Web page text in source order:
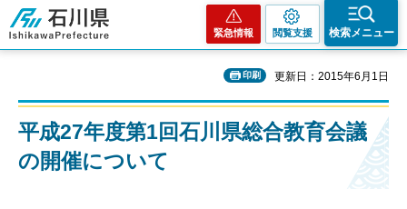
石川県
緊急情報 閲覧支援 検索メニュー
印刷 更新日：2015年6月1日
平成27年度第1回石川県総合教育会議
の開催について